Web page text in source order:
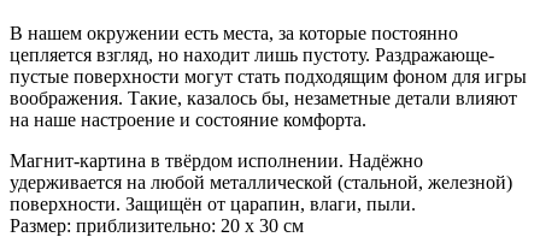
В нашем окружении есть места, за которые постоянно
цепляется взгляд, но находит лишь пустоту. Раздражающе-
пустые поверхности могут стать подходящим фоном для игры
воображения. Такие, казалось бы, незаметные детали влияют
на наше настроение и состояние комфорта.
Магнит-картина в твёрдом исполнении. Надёжно
удерживается на любой металлической (стальной, железной)
поверхности. Защищён от царапин, влаги, пыли.
Размер: приблизительно: 20 х 30 см